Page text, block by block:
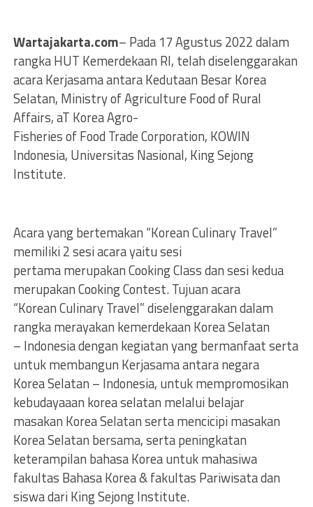
Wartajakarta.com– Pada 17 Agustus 2022 dalam
rangka HUT Kemerdekaan RI, telah diselenggarakan
acara Kerjasama antara Kedutaan Besar Korea
Selatan, Ministry of Agriculture Food of Rural
Affairs, aT Korea Agro-
Fisheries of Food Trade Corporation, KOWIN
Indonesia, Universitas Nasional, King Sejong
Institute.
Acara yang bertemakan “Korean Culinary Travel”
memiliki 2 sesi acara yaitu sesi
pertama merupakan Cooking Class dan sesi kedua
merupakan Cooking Contest. Tujuan acara
“Korean Culinary Travel” diselenggarakan dalam
rangka merayakan kemerdekaan Korea Selatan
– Indonesia dengan kegiatan yang bermanfaat serta
untuk membangun Kerjasama antara negara
Korea Selatan – Indonesia, untuk mempromosikan
kebudayaaan korea selatan melalui belajar
masakan Korea Selatan serta mencicipi masakan
Korea Selatan bersama, serta peningkatan
keterampilan bahasa Korea untuk mahasiwa
fakultas Bahasa Korea & fakultas Pariwisata dan
siswa dari King Sejong Institute.